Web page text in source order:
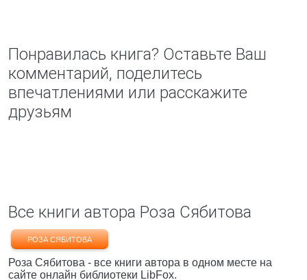
Понравилась книга? Оставьте Ваш
комментарий, поделитесь
впечатлениями или расскажите
друзьям
Все книги автора Роза Сябитова
РОЗА СЯБИТОВА
Роза Сябитова - все книги автора в одном месте на
сайте онлайн библиотеки LibFox.